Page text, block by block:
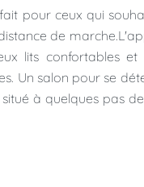
pour ceux qui
de
lits confortables
Un salon pour se
situé à quelques pas